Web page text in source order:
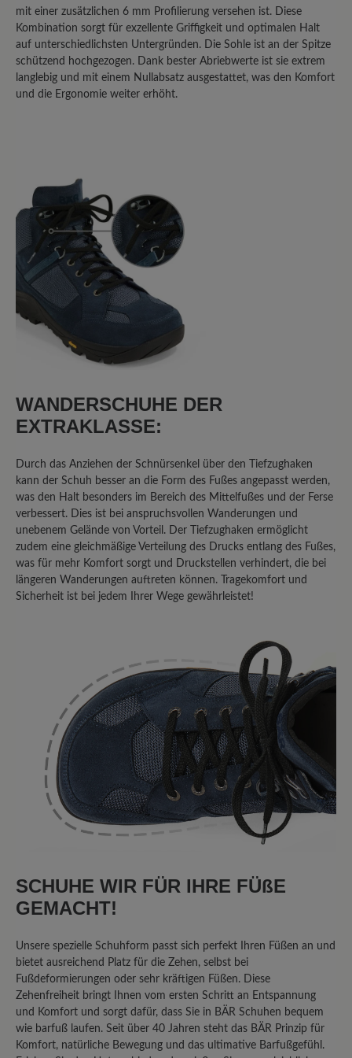
Teilen Sie Ihre Erfahrungen mit anderen
Kunden.
Bewertung schreiben
21. Januar 2024 20:22
Bewertung mit 5 von 5 Sternen
Sehr gut- wasserdicht/Vollleder wäre
noch besser
Sehr guter Wanderschuh, der Breite
vernünftigen! Sohle die man wirklich
gebrauchen kann beim Wandern
dicken Sohle ist sie trotzdem sehr
flexibel im Vergleich zu konventionellen
Wanderschuhsohlen. Also für
Wanderungen wo es nicht jeden Tag
regnen soll ein sehr guter Schuh! Wenn
der Schuh jetzt noch aus Vollleder wäre
dann wäre es der wirklich perfekte
Barfußwanderschuh für mich. Achja und
von Bär ist ja aus Leder aber den finde
7. Januar 2024 16:30
Bewertung mit 5 von 5 Sternen
Bequemer Laufschuh
Ich suchte einen guten Laufschuh für
Dieser Schuh ist sehr bequem, der Fuß
hat Platz. Ich bin an sich sehr zufrieden
damit. Leider kommt dann doch
der Schuh nicht als wasserdicht
beworben wurde, sondern nur als
wasserabweisend. Insofern kann ich
sagen: alles TOP
mit einer zusätzlichen 6 mm Profilierung versehen ist. Diese
Kombination sorgt für exzellente Griffigkeit und optimalen Halt
auf unterschiedlichsten Untergründen. Die Sohle ist an der Spitze
schützend hochgezogen. Dank bester Abriebwerte ist sie extrem
langlebig und mit einem Nullabsatz ausgestattet, was den Komfort
und die Ergonomie weiter erhöht.
WANDERSCHUHE DER
EXTRAKLASSE:
Durch das Anziehen der Schnürsenkel über den Tiefzughaken
kann der Schuh besser an die Form des Fußes angepasst werden,
was den Halt besonders im Bereich des Mittelfußes und der Ferse
verbessert. Dies ist bei anspruchsvollen Wanderungen und
unebenem Gelände von Vorteil. Der Tiefzughaken ermöglicht
zudem eine gleichmäßige Verteilung des Drucks entlang des Fußes,
was für mehr Komfort sorgt und Druckstellen verhindert, die bei
längeren Wanderungen auftreten können. Tragekomfort und
Sicherheit ist bei jedem Ihrer Wege gewährleistet!
SCHUHE WIR FÜR IHRE FÜßE
GEMACHT!
Unsere spezielle Schuhform passt sich perfekt Ihren Füßen an und
bietet ausreichend Platz für die Zehen, selbst bei
Fußdeformierungen oder sehr kräftigen Füßen. Diese
Zehenfreiheit bringt Ihnen vom ersten Schritt an Entspannung
und Komfort und sorgt dafür, dass Sie in BÄR Schuhen bequem
wie barfuß laufen. Seit über 40 Jahren steht das BÄR Prinzip für
Komfort, natürliche Bewegung und das ultimative Barfußgefühl.